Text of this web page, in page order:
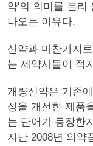
약'의 의미를 분리
나오는 이유다.
신약과 마찬가지
는 제약사들이 적
개량신약은 기존
성을 개선한 제품
는 단어가 등장한
지난 2008년 의약